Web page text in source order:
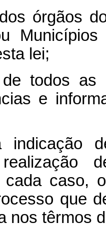
órgãos
lei;
todos as
e
indicação
cada caso,
que
nos têrmos